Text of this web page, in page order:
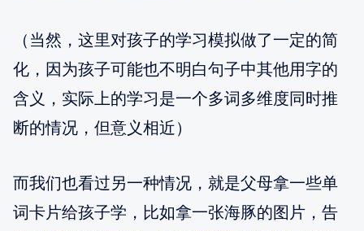
（当然，这里对孩子的学习模拟做了一定的简
化，因为孩子可能也不明白句子中其他用字的
含义，实际上的学习是一个多词多维度同时推
断的情况，但意义相近）
而我们也看过另一种情况，就是父母拿一些单
词卡片给孩子学，比如拿一张海豚的图片，告